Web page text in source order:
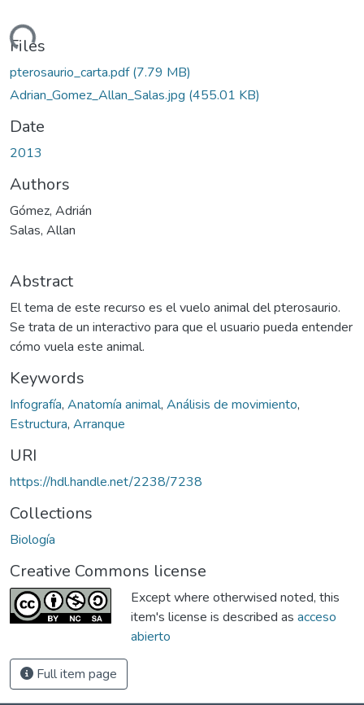
Files
pterosaurio_carta.pdf(7.79 MB)
Adrian_Gomez_Allan_Salas.jpg (455.01 KB)
Date
2013
Authors
Gómez, Adrián
Salas, Allan
Abstract
El tema de este recurso es el vuelo animal del pterosaurio.
Se trata de un interactivo para que el usuario pueda entender
cómo vuela este animal.
Keywords
Infografía, Anatomía animal, Análisis de movimiento,
Estructura, Arranque
URI
https://hdl.handle.net/2238/7238
Collections
Biología
Creative Commons license
Except where otherwised noted, this
item's license is described as acceso
abierto
Full item page